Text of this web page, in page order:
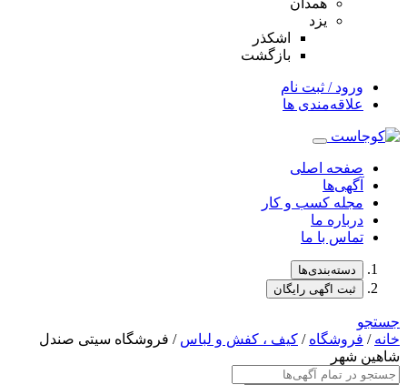
همدان
یزد
اشکذر
بازگشت
ورود / ثبت نام
علاقه‌مندی ها
صفحه اصلی
آگهی‌ها
مجله کسب و کار
درباره ما
تماس با ما
دسته‌بندی‌ها
ثبت اگهی رایگان
جستجو
خانه / فروشگاه / کیف ، کفش و لباس / فروشگاه سیتی صندل
شاهین شهر